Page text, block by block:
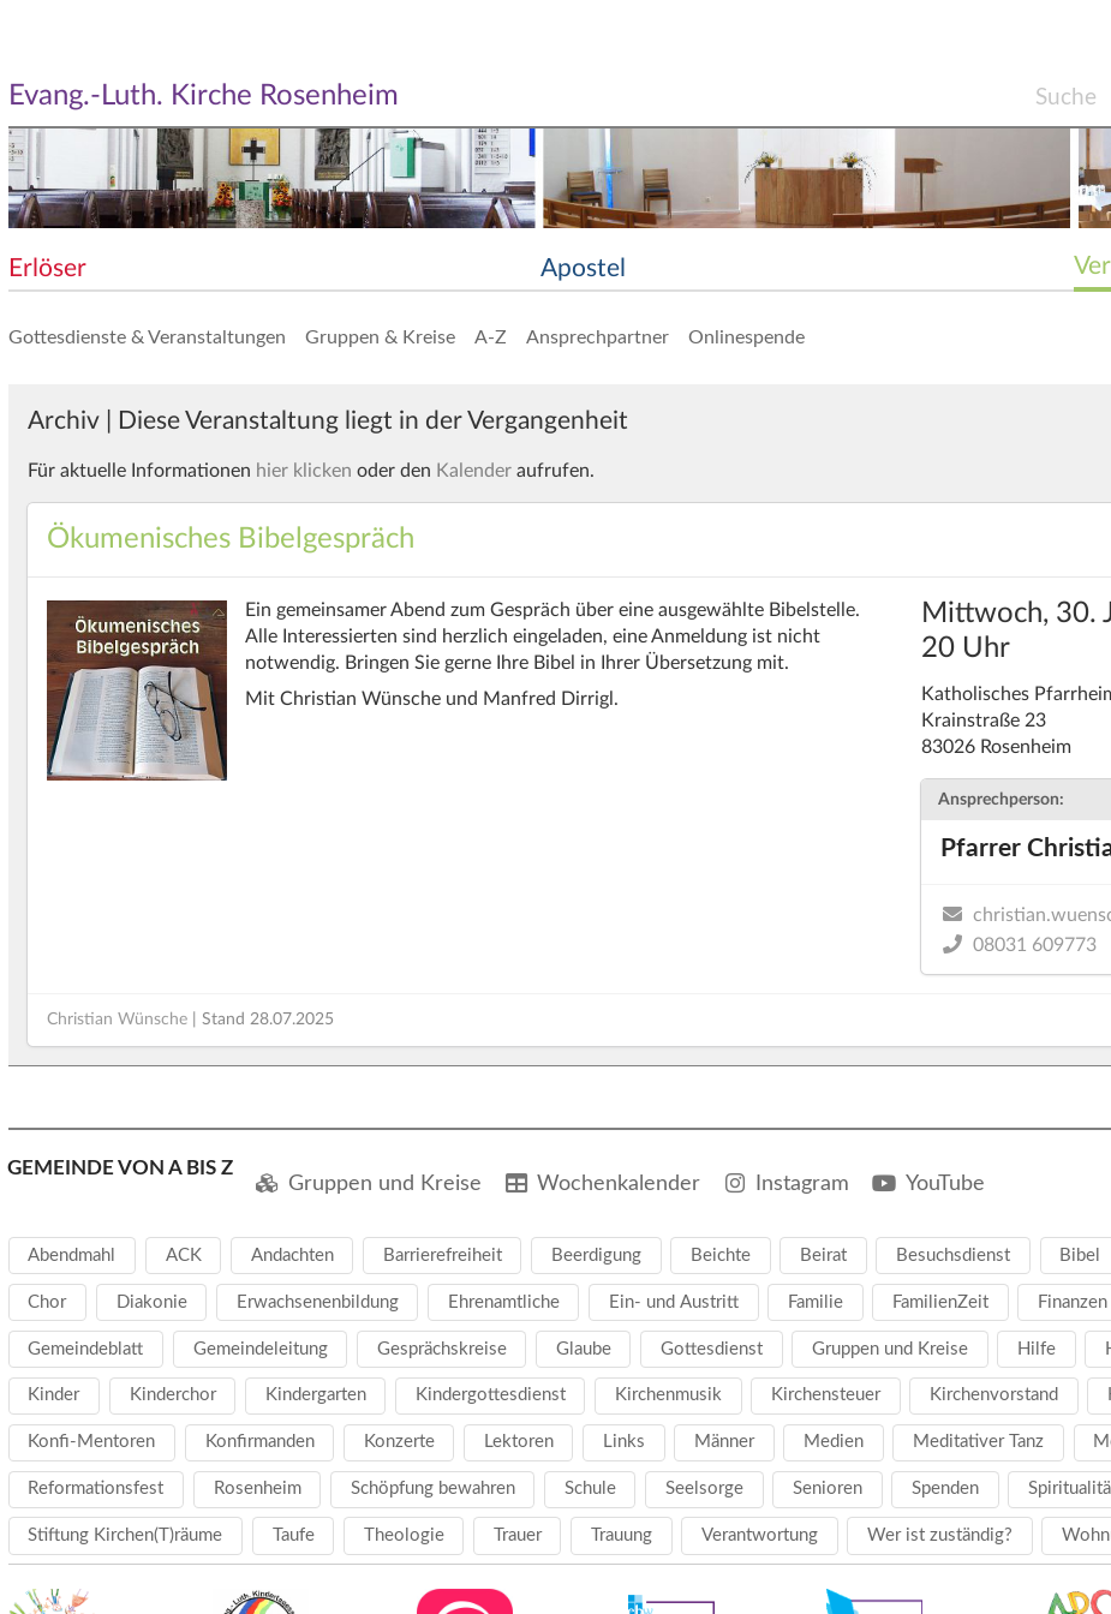
Evang.-Luth. Kirche Rosenheim
Erlöser Apostel
Gottesdienste & Veranstaltungen Gruppen & Kreise A-Z Ansprechpartner Onlinespende
Archiv | Diese Veranstaltung liegt in der Vergangenheit
Für aktuelle Informationen hier klicken oder den Kalenderaufrufen.
Ökumenisches Bibelgespräch
Mittwoch, 30.
20 Uhr
Katholisches
Krainstraße 23
83026 Rosenheim
Ansprechperson:
Pfarrer
08031 609773
Ein gemeinsamer Abend zum Gespräch über eine ausgewählte Bibelstelle.
Alle Interessierten sind herzlich eingeladen, eine Anmeldung ist nicht
notwendig. Bringen Sie gerne Ihre Bibel in Ihrer Übersetzung mit.
Mit Christian Wünsche und Manfred Dirrigl.
Christian Wünsche| Stand 28.07.2025
GEMEINDE VON A BIS Z
Gruppen und Kreise Wochenkalender Instagram YouTube
Abendmahl ACK Andachten Barrierefreiheit Beerdigung Beichte Beirat Besuchsdienst Bibel
Chor Diakonie Erwachsenenbildung Ehrenamtliche Ein- und Austritt Familie FamilienZeit Finanzen
Gemeindeblatt Gemeindeleitung Gesprächskreise Glaube Gottesdienst Gruppen und Kreise Hilfe
Kinder Kinderchor Kindergarten Kindergottesdienst Kirchenmusik Kirchensteuer Kirchenvorstand
Konfi-Mentoren Konfirmanden Konzerte Lektoren Links Männer Medien Meditativer Tanz
Reformationsfest Rosenheim Schöpfung bewahren Schule Seelsorge Senioren Spenden
Stiftung Kirchen(T)räume Taufe Theologie Trauer Trauung Verantwortung Wer ist zuständig?